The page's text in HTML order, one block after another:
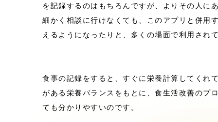
を記録するのはもちろんですが、よりその人に
細かく相談に行けなくても、このアプリと併用
えるようになったりと、多くの場面で利用され
食事の記録をすると、すぐに栄養計算してくれ
がある栄養バランスをもとに、食生活改善のプ
ても分かりやすいのです。